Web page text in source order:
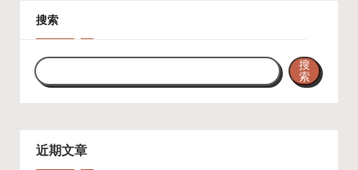
搜索
搜
索
近期文章